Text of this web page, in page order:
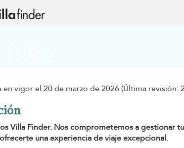
en vigor el 20 de marzo de 2026 (Última revisión:
Villa Finder. Nos comprometemos a gestionar
una experiencia de viaje excepcional.